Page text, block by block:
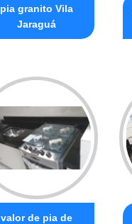
pia granito Vila
Jaraguá
valor de pia de